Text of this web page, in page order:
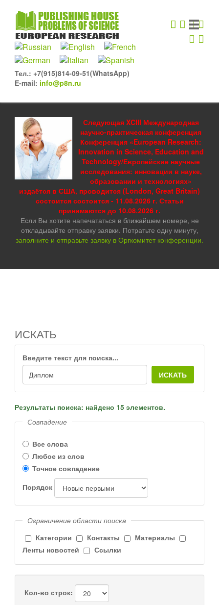
Тел.: +7(915)814-09-51(WhatsApp)
E-mail: info@p8n.ru
Следующая XCIII Международная
научно-практическая конференция
Конференция «European Research:
Innovation in Science, Education and
Technology/Европейские научные
исследования: инновации в науке,
образовании и технологиях»
издаётся в США, проводится (London, Great Britain)
состоится состоится - 11.08.2026 г. Статьи
принимаются до 10.08.2026 г.
Если Вы хотите напечататься в ближайшем номере, не
откладывайте отправку заявки. Потратьте одну минуту,
заполните и отправьте заявку в Оргкомитет конференции.
ИСКАТЬ
Введите текст для поиска...
ИСКАТЬ
Результаты поиска: найдено 15 элементов.
Совпадение
Все слова
Любое из слов
Точное совпадение
Порядок
Ограничение области поиска
Категории
Контакты
Материалы
Ленты новостей
Ссылки
Кол-во строк: